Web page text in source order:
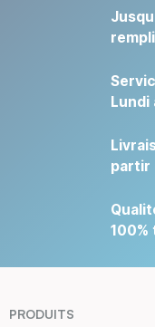
Lundi
partir
PRODUITS